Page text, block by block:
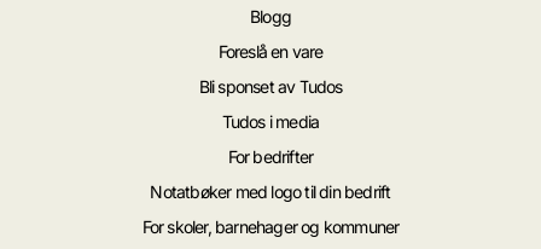
Blogg
Foreslå en vare
Bli sponset av Tudos
Tudos i media
For bedrifter
Notatbøker med logo til din bedrift
For skoler, barnehager og kommuner